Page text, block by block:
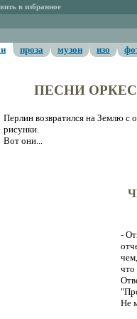
в избранное
проза музон изо
ПЕСНИ
Перлин возвратился на Землю с
рисунки.
Вот они...
-
что
Не